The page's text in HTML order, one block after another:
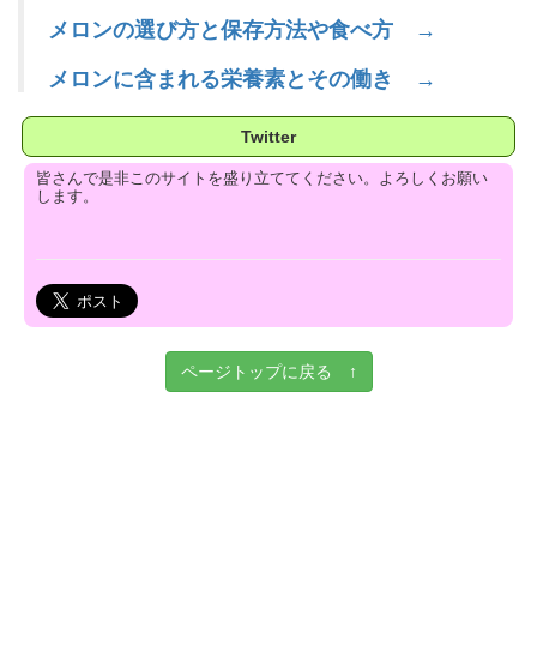
メロンの選び方と保存方法や食べ方 →
メロンに含まれる栄養素とその働き →
Twitter
皆さんで是非このサイトを盛り立ててください。よろしくお願い
します。
ページトップに戻る ↑